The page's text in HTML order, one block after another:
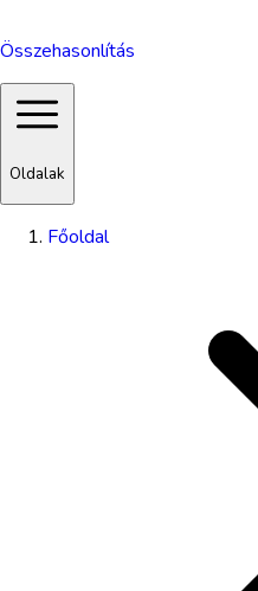
Összehasonlítás
Oldalak
Főoldal